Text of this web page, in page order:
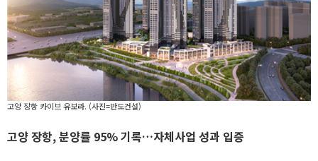
고양 장항 카이브 유보라. (사진=반도건설)
고양 장항, 분양률 95% 기록…자체사업 성과 입증